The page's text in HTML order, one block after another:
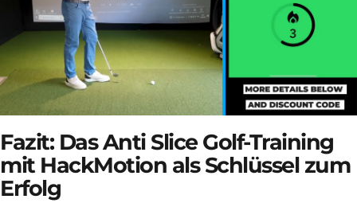
Fazit: Das Anti Slice Golf-Training
mit HackMotion als Schlüssel zum
Erfolg